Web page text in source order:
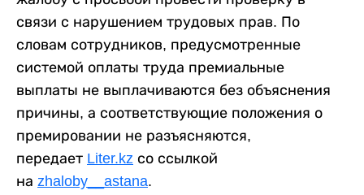
связи с нарушением трудовых прав. По
словам сотрудников, предусмотренные
системой оплаты труда премиальные
выплаты не выплачиваются без объяснения
причины, а соответствующие положения о
премировании не разъясняются,
передает Liter.kz со ссылкой
на zhaloby__astana.